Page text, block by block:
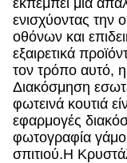
εκπέμπει μια
ενισχύοντας την
οθόνων και
εξαιρετικά
τον τρόπο αυτό, η
Διακόσμηση
φωτεινά κουτιά
εφαρμογές
φωτογραφία
σπιτιού.Η